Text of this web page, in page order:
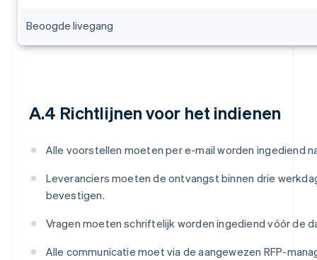
Beoogde livegang
A.4 Richtlijnen voor het indienen
Alle voorstellen moeten per e-mail worden ingediend
Leveranciers moeten de ontvangst binnen drie
bevestigen.
Vragen moeten schriftelijk worden ingediend vóór de
Alle communicatie moet via de aangewezen RFP-